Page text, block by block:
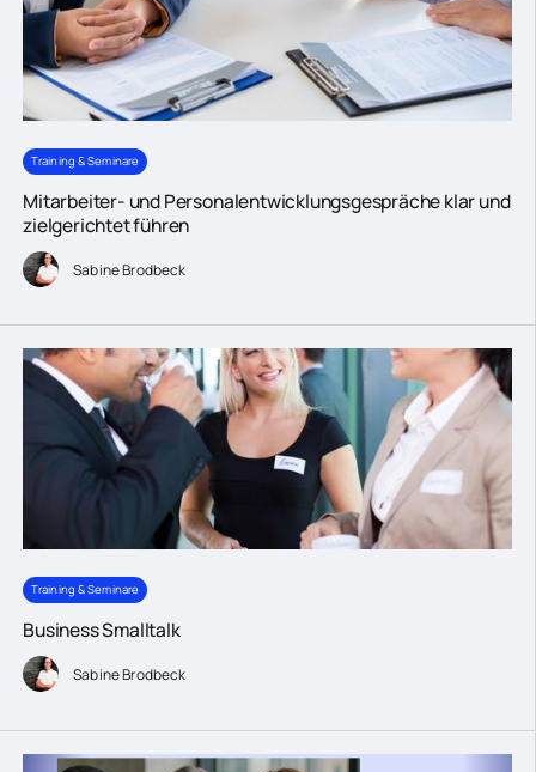
Training & Seminare
Mitarbeiter- und Personalentwicklungsgespräche klar und
zielgerichtet führen
Sabine Brodbeck
Training & Seminare
Business Smalltalk
Sabine Brodbeck